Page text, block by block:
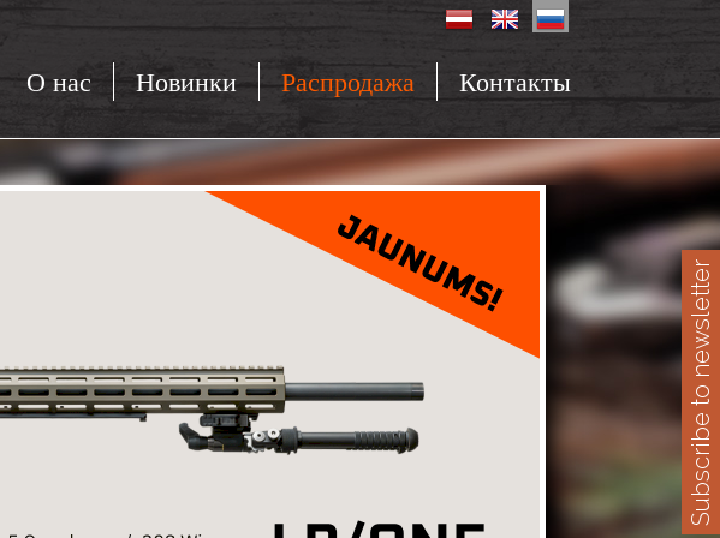
О нас Новинки Распродажа Контакты
Subscribe to newsletter